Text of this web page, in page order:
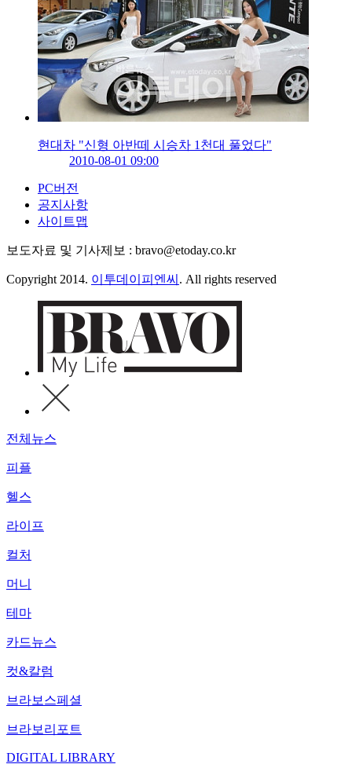
현대차 "신형 아반떼 시승차 1천대 풀었다"
2010-08-01 09:00
PC버전
공지사항
사이트맵
보도자료 및 기사제보 : bravo@etoday.co.kr
Copyright 2014. 이투데이피엔씨 . All rights reserved
전체뉴스
피플
헬스
라이프
컬처
머니
테마
카드뉴스
컷&칼럼
브라보스페셜
브라보리포트
DIGITAL LIBRARY